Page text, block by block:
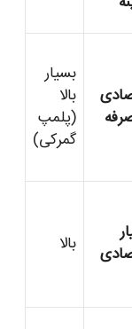
بسیار
بالا
(پلمپ
گمرکی)
بالا